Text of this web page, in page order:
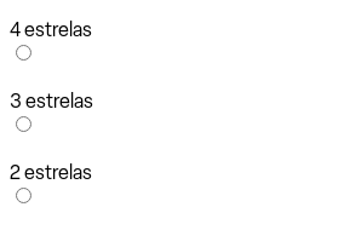
4 estrelas
3 estrelas
2 estrelas